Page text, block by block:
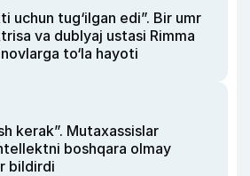
uchun tug‘ilgan edi”. Bir umr
va dublyaj ustasi Rimma
to‘la hayoti
kerak”. Mutaxassislar
boshqara olmay
bildirdi